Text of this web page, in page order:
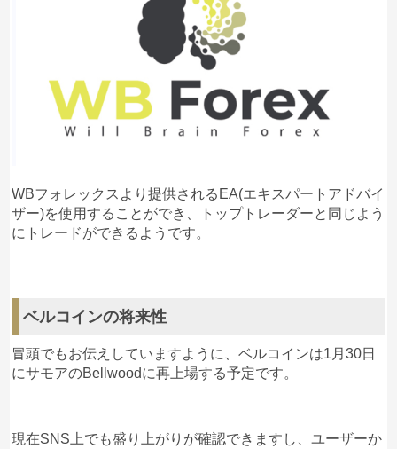
WBフォレックスより提供されるEA(エキスパートアドバイ
ザー)を使用することができ、トップトレーダーと同じよう
にトレードができるようです。
ベルコインの将来性
冒頭でもお伝えしていますように、ベルコインは1月30日
にサモアのBellwoodに再上場する予定です。
現在SNS上でも盛り上がりが確認できますし、ユーザーか